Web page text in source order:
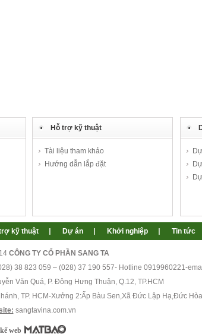
Hỗ trợ kỹ thuật
Tài liệu tham khảo
Hướng dẫn lắp đặt
kỹ thuật Dự án Khởi nghiệp Tin tức
CÔNG TY CỔ PHẦN SANG TA
38 823 059 – (028) 37 190 557- Hotline 0919960221-
Văn Quá, P. Đông Hưng Thuận, Q.12, TP.HCM
TP. HCM-Xưởng 2:Ấp Bàu Sen,Xã Đức Lập Hạ,Đức
sangtavina.com.vn
web